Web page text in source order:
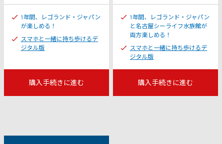
1年間、レゴランド・ジャパン
が楽しめる！
スマホと一緒に持ち歩けるデ
ジタル版
購入手続きに進む
1年間、レゴランド・ジャパン
と名古屋シーライフ水族館が
両方楽しめる！
スマホと一緒に持ち歩けるデ
ジタル版
購入手続きに進む